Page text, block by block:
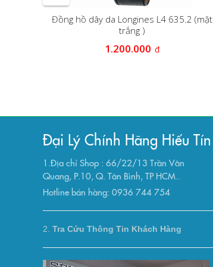
Đồng hồ dây da Longines L4 635.2 (mặt
trắng )
1.200.000 đ
Đại Lý Chính Hãng Hiếu Tín
1.Địa chỉ Shop : 66/22/13 Trần Văn
Quang, P.10, Q. Tân Bình, TP HCM..
Hotline bán hàng: 0936 744 754
2. Tra Cứu Thông Tin Khách Hàng